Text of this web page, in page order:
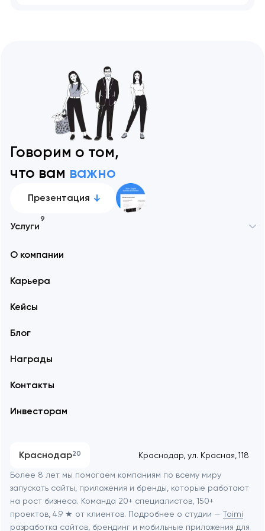
Говорим о том,
что вам важно
Презентация
Услуги
9
О компании
Карьера
Кейсы
Блог
Награды
Контакты
Инвесторам
Краснодар20 Краснодар, ул. Красная, 118
Более 8 лет мы помогаем компаниям по всему миру
запускать сайты, приложения и бренды, которые работают
на рост бизнеса. Команда 20+ специалистов, 150+
проектов, 4.9 ★ от клиентов. Подробнее о студии — Toimi
разработка сайтов, брендинг и мобильные приложения для